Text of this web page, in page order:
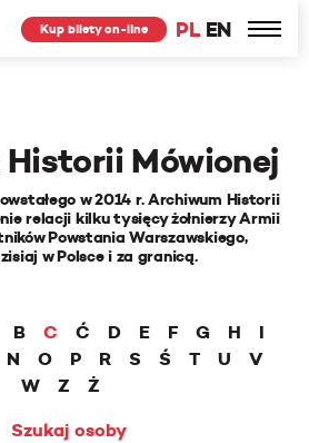
PL EN
Kup bilety on-line
Mówionej
w 2014 r. Archiwum Historii
relacji kilku tysięcy żołnierzy Armii
Powstania Warszawskiego,
w Polsce i za granicą.
B C Ć D E F G H
I
N O P R S Ś T U
V
W
Z
Ż
Szukaj osoby